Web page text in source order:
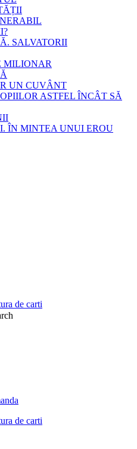
SALVATORII
MILIONAR
UN CUVÂNT
ASTFEL ÎNCÂT SĂ
ÎN MINTEA UNUI EROU